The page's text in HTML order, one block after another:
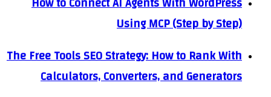
Using MCP (Step by Step)
The Free Tools SEO Strategy: How to Rank With
Calculators, Converters, and Generators